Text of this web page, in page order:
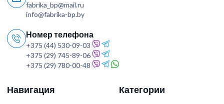
fabrika_bp@mail.ru
info@fabrika-bp.by
Номер телефона
+375 (44) 530-09-03
+375 (29) 745-89-06
+375 (29) 780-00-48
Навигация Категории